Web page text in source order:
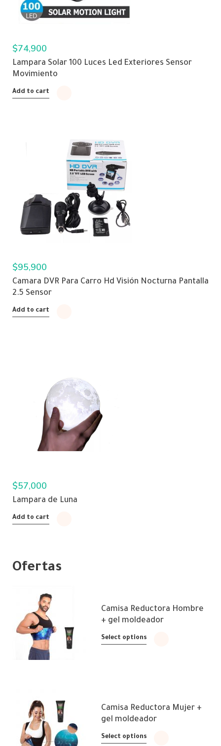
$74,900
Lampara Solar 100 Luces Led Exteriores Sensor
Movimiento
Add to cart
$95,900
Camara DVR Para Carro Hd Visión Nocturna Pantalla
2.5 Sensor
Add to cart
$57,000
Lampara de Luna
Add to cart
Ofertas
Camisa Reductora Hombre
+ gel moldeador
Select options
Camisa Reductora Mujer +
gel moldeador
Select options